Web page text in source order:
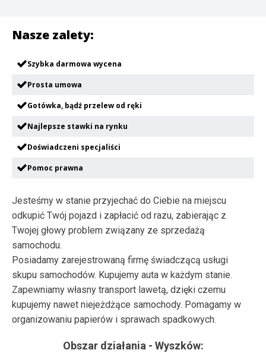
Nasze zalety:
Szybka darmowa wycena
Prosta umowa
Gotówka, bądź przelew od ręki
Najlepsze stawki na rynku
Doświadczeni specjaliści
Pomoc prawna
Jesteśmy w stanie przyjechać do Ciebie na miejscu
odkupić Twój pojazd i zapłacić od razu, zabierając z
Twojej głowy problem związany ze sprzedażą
samochodu.
Posiadamy zarejestrowaną firmę świadczącą usługi
skupu samochodów. Kupujemy auta w każdym stanie.
Zapewniamy własny transport lawetą, dzięki czemu
kupujemy nawet niejeżdżące samochody. Pomagamy w
organizowaniu papierów i sprawach spadkowych.
Obszar działania - Wyszków: